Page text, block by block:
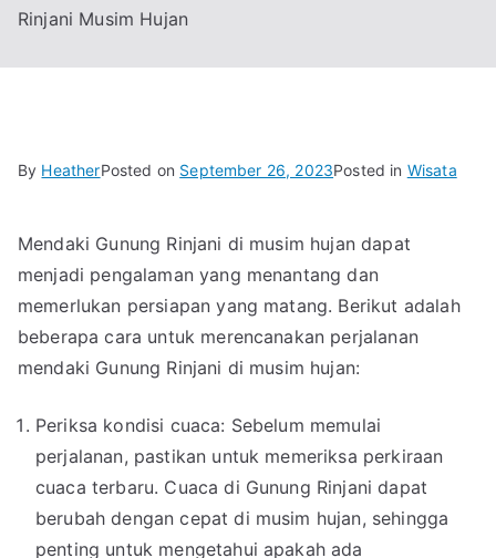
Rinjani Musim Hujan
By HeatherPosted on September 26, 2023Posted in Wisata
Mendaki Gunung Rinjani di musim hujan dapat
menjadi pengalaman yang menantang dan
memerlukan persiapan yang matang. Berikut adalah
beberapa cara untuk merencanakan perjalanan
mendaki Gunung Rinjani di musim hujan:
Periksa kondisi cuaca: Sebelum memulai
perjalanan, pastikan untuk memeriksa perkiraan
cuaca terbaru. Cuaca di Gunung Rinjani dapat
berubah dengan cepat di musim hujan, sehingga
penting untuk mengetahui apakah ada